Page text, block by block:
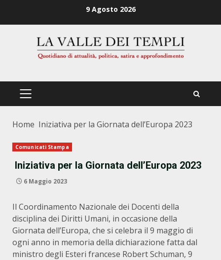
9 Agosto 2026
PRIMÄRES
Home Iniziativa per la Giornata dell’Europa 2023
Comunicati Stampa
Iniziativa per la Giornata dell’Europa 2023
6 Maggio 2023
Il Coordinamento Nazionale dei Docenti della
disciplina dei Diritti Umani, in occasione della
Giornata dell’Europa, che si celebra il 9 maggio di
ogni anno in memoria della dichiarazione fatta dal
ministro degli Esteri francese Robert Schuman, 9